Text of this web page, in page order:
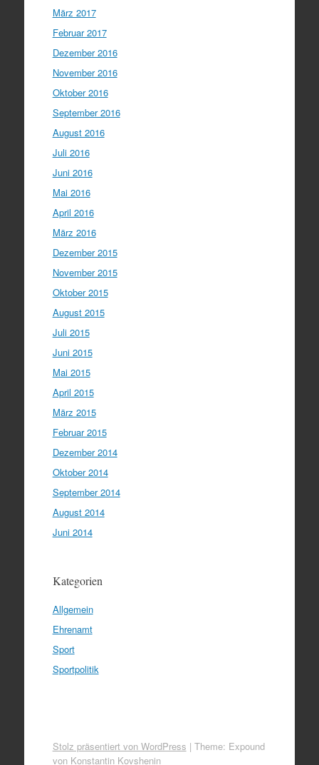
März 2017
Februar 2017
Dezember 2016
November 2016
Oktober 2016
September 2016
August 2016
Juli 2016
Juni 2016
Mai 2016
April 2016
März 2016
Dezember 2015
November 2015
Oktober 2015
August 2015
Juli 2015
Juni 2015
Mai 2015
April 2015
März 2015
Februar 2015
Dezember 2014
Oktober 2014
September 2014
August 2014
Juni 2014
Kategorien
Allgemein
Ehrenamt
Sport
Sportpolitik
Stolz präsentiert von WordPress | Theme: Expound
von Konstantin Kovshenin